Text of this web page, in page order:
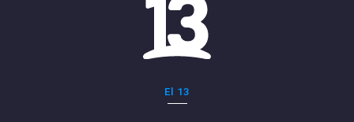
El 13